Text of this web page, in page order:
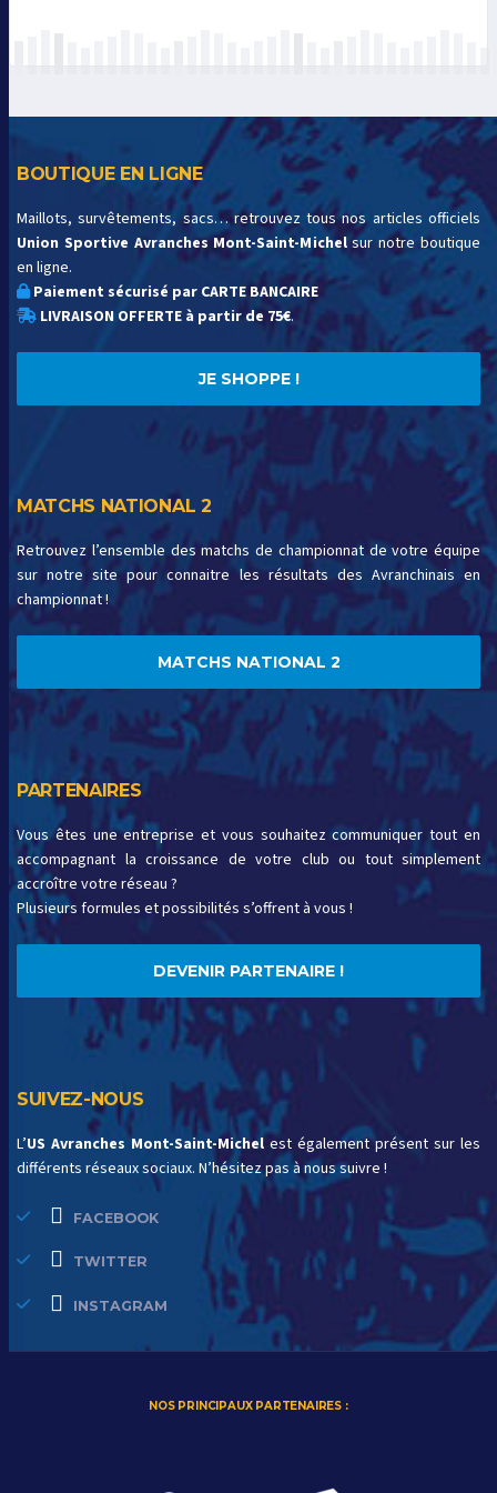
BOUTIQUE EN LIGNE
Maillots, survêtements, sacs… retrouvez tous nos articles officiels
Union Sportive Avranches Mont-Saint-Michelsur notre boutique
en ligne.
Paiement sécurisé par CARTE BANCAIRE
LIVRAISON OFFERTE à partir de 75€.
JE SHOPPE !
MATCHS NATIONAL 2
Retrouvez l’ensemble des matchs de championnat de votre équipe
sur notre site pour connaitre les résultats des Avranchinais en
championnat !
MATCHS NATIONAL 2
PARTENAIRES
Vous êtes une entreprise et vous souhaitez communiquer tout en
accompagnant la croissance de votre club ou tout simplement
accroître votre réseau ?
Plusieurs formules et possibilités s’offrent à vous !
DEVENIR PARTENAIRE !
SUIVEZ-NOUS
L’US Avranches Mont-Saint-Michel est également présent sur les
différents réseaux sociaux. N’hésitez pas à nous suivre !
FACEBOOK
TWITTER
INSTAGRAM
NOS PRINCIPAUX PARTENAIRES :